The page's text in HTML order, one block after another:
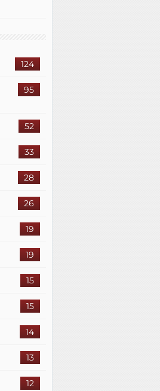
124
95
52
33
28
26
19
19
15
15
14
13
12